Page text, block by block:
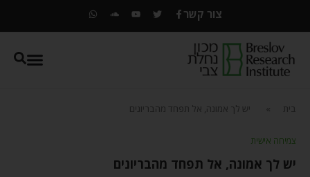
צור קשר
» יש לך אמונה, אל תפחד מהבריונים
צמיחה אישית
יש לך אמונה, אל תפחד מהבריונים